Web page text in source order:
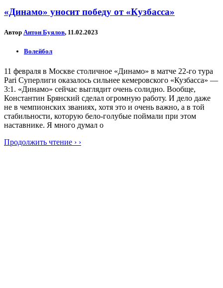
«Динамо» уносит победу от «Кузбасса»
Автор Антон Буялов, 11.02.2023
Волейбол
11 февраля в Москве столичное «Динамо» в матче 22-го тура
Pari Суперлиги оказалось сильнее кемеровского «Кузбасса» —
3:1. «Динамо» сейчас выглядит очень солидно. Вообще,
Константин Брянский сделал огромную работу. И дело даже
не в чемпионских званиях, хотя это и очень важно, а в той
стабильности, которую бело-голубые поймали при этом
наставнике. Я много думал о
Продолжить чтение › ›